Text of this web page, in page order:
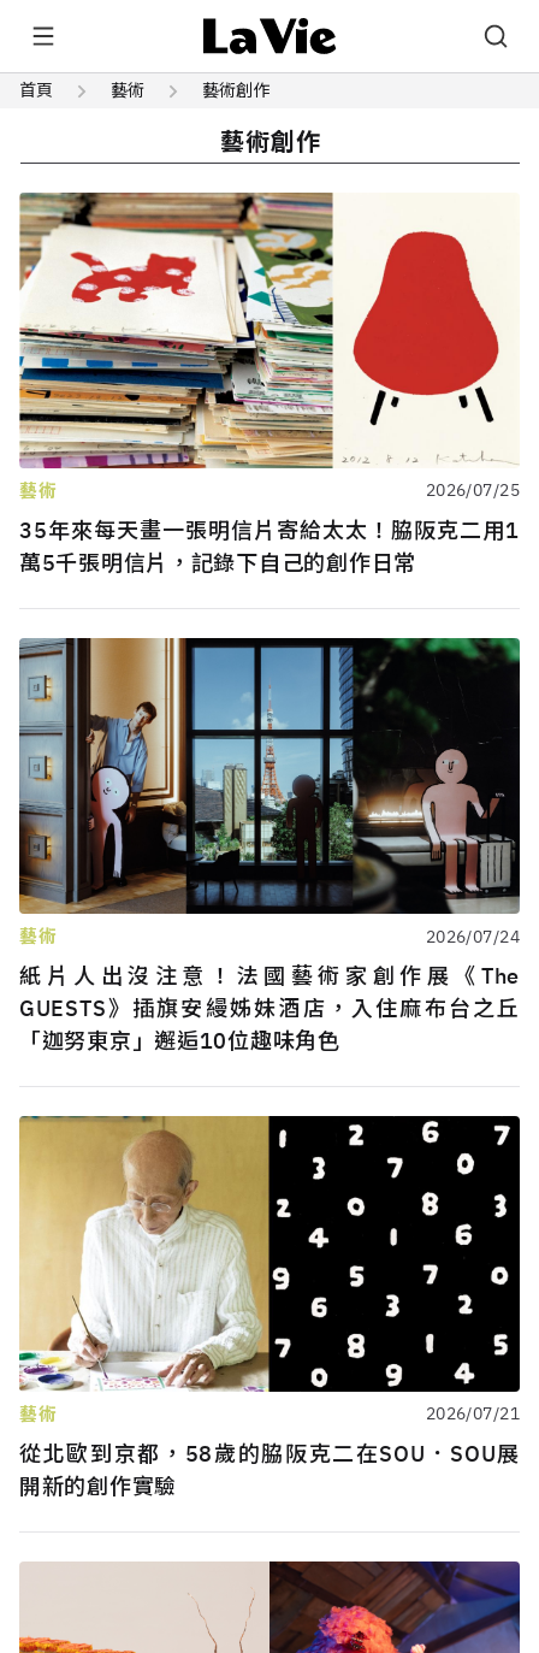
首頁 藝術 藝術創作
藝術創作
藝術 2026/07/25
35年來每天畫一張明信片寄給太太！脇阪克二用1
萬5千張明信片，記錄下自己的創作日常
藝術 2026/07/24
紙片人出沒注意！法國藝術家創作展《The
GUESTS》插旗安縵姊妹酒店，入住麻布台之丘
「迦努東京」邂逅10位趣味角色
藝術 2026/07/21
從北歐到京都，58歲的脇阪克二在SOU．SOU展
開新的創作實驗